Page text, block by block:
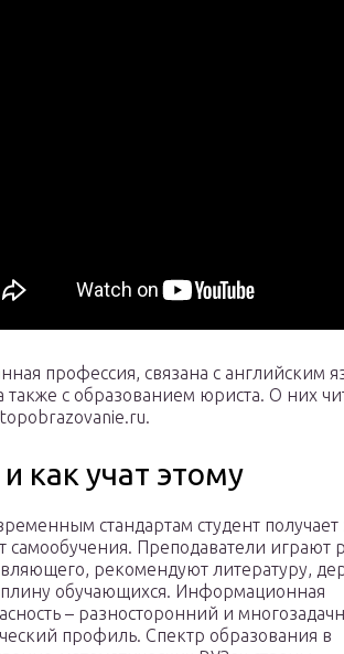
профессия, связана с
также с образованием юриста. О них
и как учат этому
стандартам студент получает
самообучения. Преподаватели играют
рекомендуют литературу,
обучающихся. Информационная
– разносторонний и
профиль. Спектр образования в